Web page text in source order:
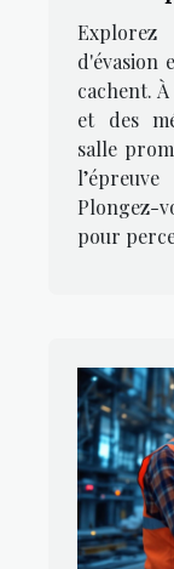
d'évasion
cachent.
et des
salle
Plongez-
pour